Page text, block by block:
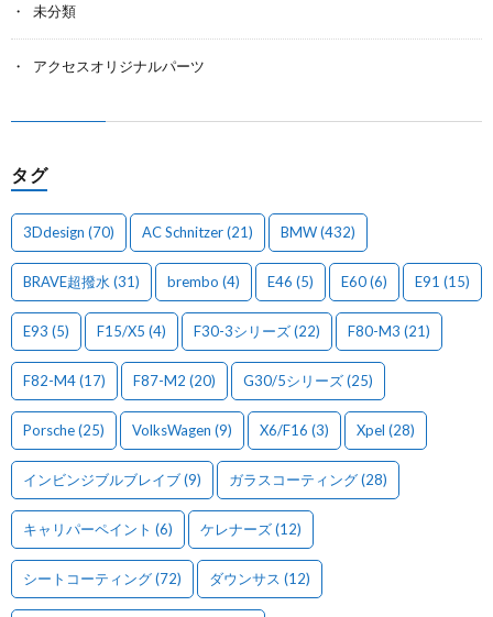
未分類
アクセスオリジナルパーツ
タグ
3Ddesign (70) AC Schnitzer(21) BMW(432)
BRAVE超撥水 (31) brembo (4) E46 (5) E60(6) E91 (15)
E93 (5) F15/X5 (4) F30-3シリーズ(22) F80-M3 (21)
F82-M4(17) F87-M2 (20) G30/5シリーズ(25)
Porsche(25) VolksWagen (9) X6/F16 (3) Xpel (28)
インビンジブルブレイブ(9) ガラスコーティング(28)
キャリパーペイント (6) ケレナーズ(12)
シートコーティング(72) ダウンサス (12)